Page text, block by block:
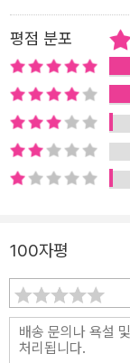
싶었다는 바람을 고
서 ▶건방이가 수련
세계일주보다 더한
▶이 책을 읽는 내내
듯한 착각에 빠졌다.
014년 최고의 책이
등학교 5학년 김민
왕따를 하는 아이나
을 것 같다.-백현초
을 잃은 주인공이
스승을 배신했던 인
평점 분포
100자평